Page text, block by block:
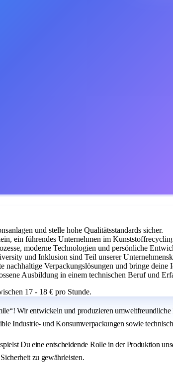
und stelle hohe Qualitätsstandards sicher.
ein führendes Unternehmen im
moderne Technologien und persönliche
und Inklusion sind Teil unserer
nachhaltige Verpackungslösungen und bringe deine
Ausbildung in einem technischen Beruf und
17 - 18 € pro Stunde.
Wir entwickeln und produzieren
Industrie- und Konsumverpackungen sowie
Du eine entscheidende Rolle in der Produktion
zu gewährleisten.